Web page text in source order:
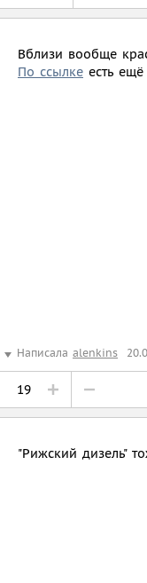
Вблизи вообще
По ссылке есть
Написала alenkins
19
"Рижский дизель"